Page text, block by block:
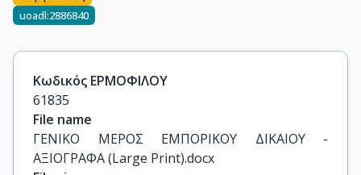
uoadl:2886840
Κωδικός ΕΡΜΟΦΙΛΟΥ
61835
File name
ΓΕΝΙΚΟ ΜΕΡΟΣ ΕΜΠΟΡΙΚΟΥ ΔΙΚΑΙΟΥ -
ΑΞΙΟΓΡΑΦΑ (Large Print).docx